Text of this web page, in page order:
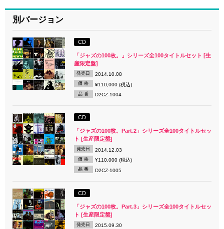
別バージョン
CD
「ジャズの100枚。」シリーズ全100タイトルセット [生
産限定盤]
発売日 2014.10.08
価 格 ¥110,000 (税込)
品 番 D2CZ-1004
CD
「ジャズの100枚。Part.2」シリーズ全100タイトルセッ
ト [生産限定盤]
発売日 2014.12.03
価 格 ¥110,000 (税込)
品 番 D2CZ-1005
CD
「ジャズの100枚。Part.3」シリーズ全100タイトルセッ
ト [生産限定盤]
発売日 2015.09.30